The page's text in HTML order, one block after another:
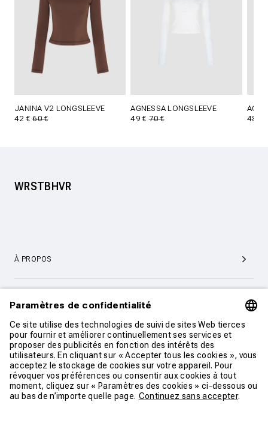
JANINA V2 LONGSLEEVE
42 €60 €
AGNESSA LONGSLEEVE
49 €70 €
48 €
WRSTBHVR
À PROPOS
CONTACT